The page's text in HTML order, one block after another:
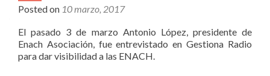
Posted on 10 marzo, 2017
El pasado 3 de marzo Antonio López, presidente de
Enach Asociación, fue entrevistado en Gestiona Radio
para dar visibilidad a las ENACH.